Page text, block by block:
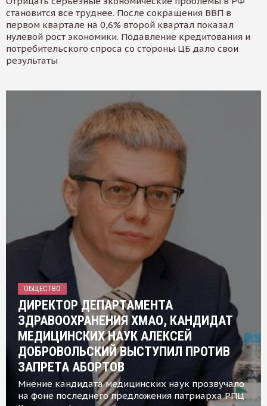
становится все труднее. После сокращения ВВП в
первом квартале на 0,6% второй квартал показал
нулевой рост экономики. Подавление кредитования и
потребительского спроса со стороны ЦБ дало свои
результаты
ОБЩЕСТВО
ДИРЕКТОР ДЕПАРТАМЕНТА
ЗДРАВООХРАНЕНИЯ ХМАО, КАНДИДАТ
МЕДИЦИНСКИХ НАУК АЛЕКСЕЙ
ДОБРОВОЛЬСКИЙ ВЫСТУПИЛ ПРОТИВ
ЗАПРЕТА АБОРТОВ
Мнение кандидата медицинских наук прозвучало
на фоне последнего предложения патриарха РПЦ